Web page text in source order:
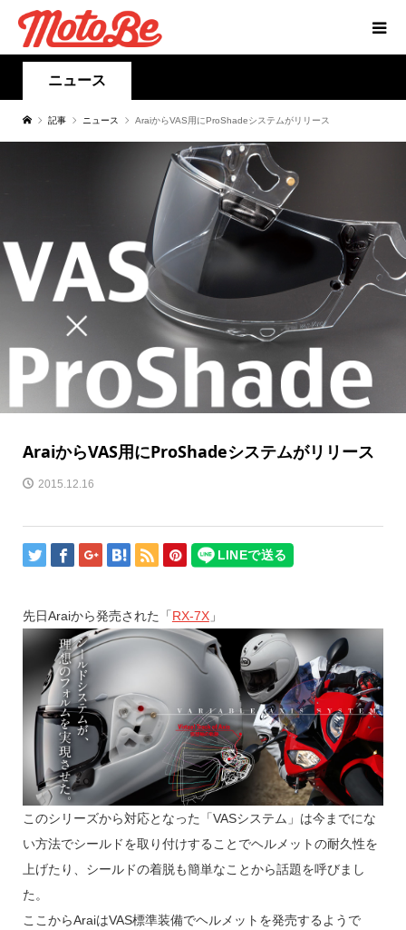
ニュース
記事 ニュース AraiからVAS用にProShadeシステムがリリース
AraiからVAS用にProShadeシステムがリリース
2015.12.16
先日Araiから発売された「RX-7X」
このシリーズから対応となった「VASシステム」は今までにな
い方法でシールドを取り付けすることでヘルメットの耐久性を
上げたり、シールドの着脱も簡単なことから話題を呼びまし
た。
ここからAraiはVAS標準装備でヘルメットを発売するようで